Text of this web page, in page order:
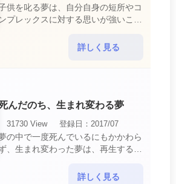
供を叱る夢は、自分自身の短所やコ
ンプレックスに対する思いが強いこと
短所やコンプレックスを的確に認識し
詳しく見る
んだのち、生まれ変わる夢
31730 View
登録日：2017/07
の中で一度死んでいるにもかかわら
、生まれ変わった夢は、再生する夢
あなたに関するすべての運気が上昇し
詳しく見る